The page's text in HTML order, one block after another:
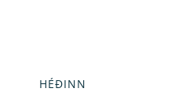
HÉÐINN